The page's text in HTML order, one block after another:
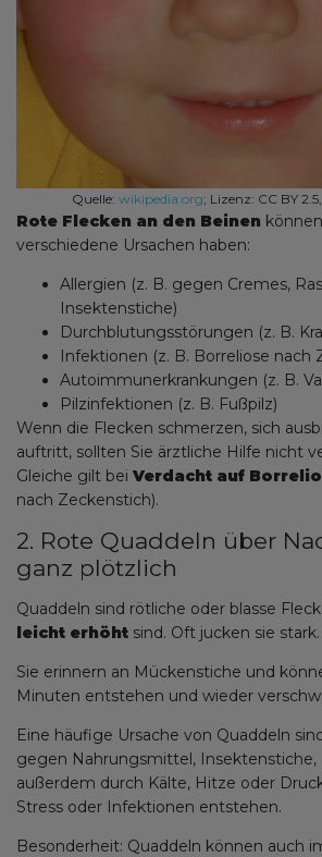
Quelle: wikipedia.org; Lizenz: CC BY
Rote Flecken an den Beinen
verschiedene Ursachen haben:
Allergien (z. B. gegen Cremes,
Insektenstiche)
Durchblutungsstörungen (z. B.
Infektionen (z. B. Borreliose nach
Autoimmunerkrankungen (z. B.
Pilzinfektionen (z. B. Fußpilz)
Wenn die Flecken schmerzen, sich
auftritt, sollten Sie ärztliche Hilfe nicht
Gleiche gilt bei Verdacht auf
nach Zeckenstich).
2. Rote Quaddeln über
ganz plötzlich
Quaddeln sind rötliche oder blasse
leicht erhöht sind. Oft jucken sie stark.
Sie erinnern an Mückenstiche und
Minuten entstehen und wieder
Eine häufige Ursache von Quaddeln
gegen Nahrungsmittel, Insektenstiche,
außerdem durch Kälte, Hitze oder
Stress oder Infektionen entstehen.
Besonderheit: Quaddeln können auch